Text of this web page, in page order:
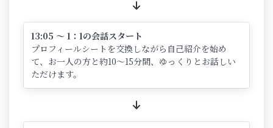
13:05 ～ 1：1の会話スタート
プロフィールシートを交換しながら自己紹介を始め
て、お一人の方と約10～15分間、ゆっくりとお話しい
ただけます。